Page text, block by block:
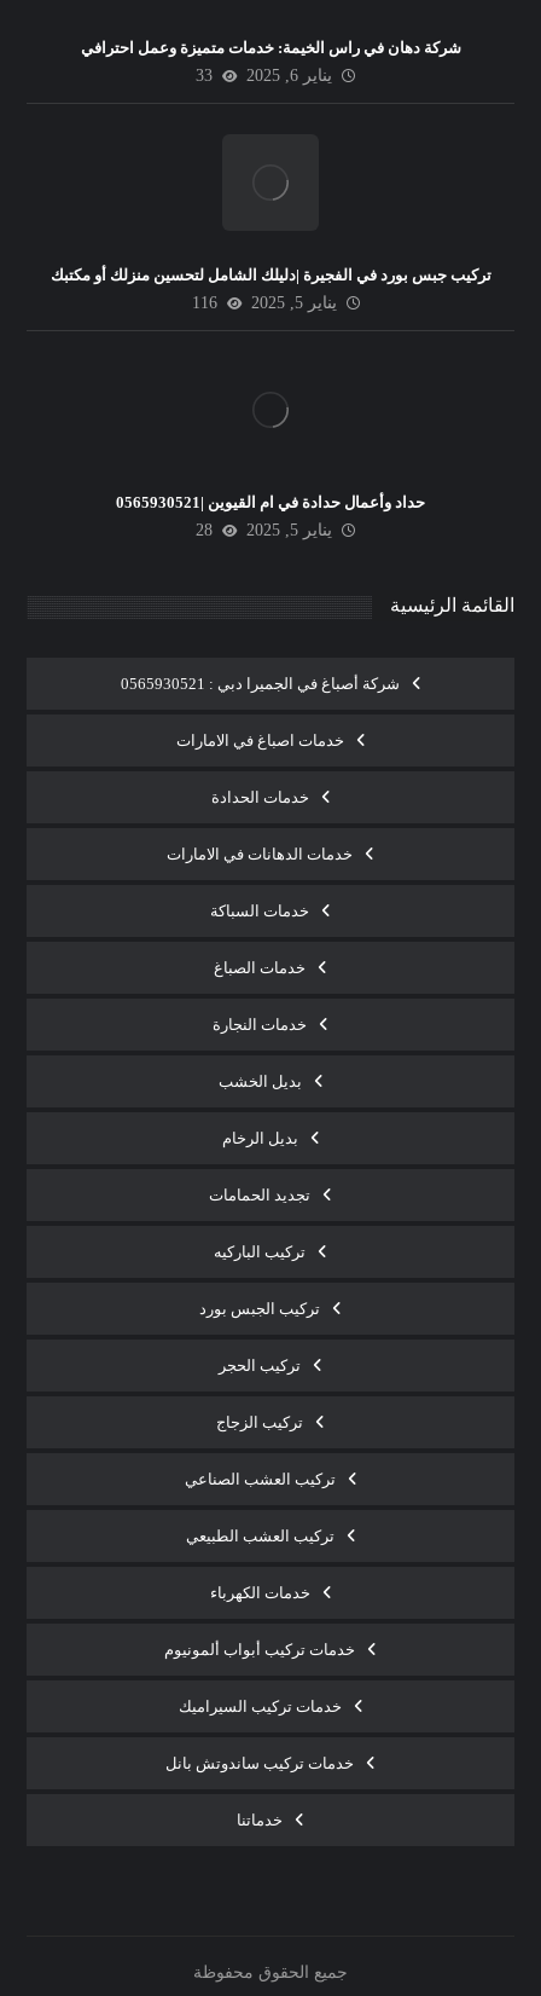
شركة دهان في راس الخيمة: خدمات متميزة وعمل احترافي
يناير 6, 2025
33
تركيب جبس بورد في الفجيرة |دليلك الشامل لتحسين منزلك أو مكتبك
يناير 5, 2025
116
حداد وأعمال حدادة في ام القيوين |0565930521
يناير 5, 2025
28
القائمة الرئيسية
شركة أصباغ في الجميرا دبي : 0565930521
خدمات اصباغ في الامارات
خدمات الحدادة
خدمات الدهانات في الامارات
خدمات السباكة
خدمات الصباغ
خدمات النجارة
بديل الخشب
بديل الرخام
تجديد الحمامات
تركيب الباركيه
تركيب الجبس بورد
تركيب الحجر
تركيب الزجاج
تركيب العشب الصناعي
تركيب العشب الطبيعي
خدمات الكهرباء
خدمات تركيب أبواب ألمونيوم
خدمات تركيب السيراميك
خدمات تركيب ساندوتش بانل
خدماتنا
جميع الحقوق محفوظة